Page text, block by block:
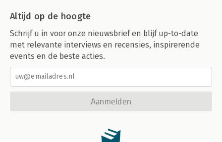
Altijd op de hoogte
Schrijf u in voor onze nieuwsbrief en blijf up-to-date
met relevante interviews en recensies, inspirerende
events en de beste acties.
Aanmelden